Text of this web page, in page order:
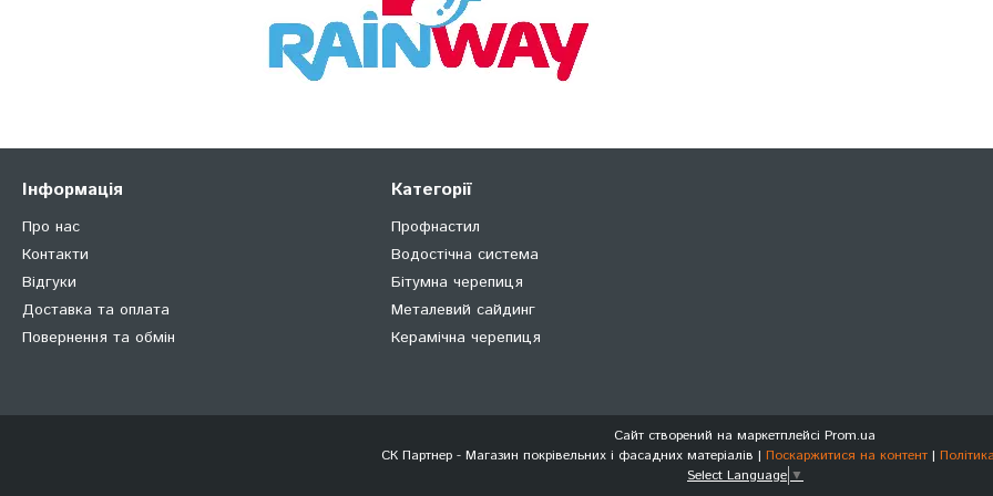
Інформація
Про нас
Контакти
Відгуки
Доставка та оплата
Повернення та обмін
Категорії
Профнастил
Водостічна система
Бітумна черепиця
Металевий сайдинг
Керамічна черепиця
Сайт створений на маркетплейсі Prom.ua
СК Партнер - Магазин покрівельних і фасадних матеріалів | Поскаржитися на контент |
Select Language ▼